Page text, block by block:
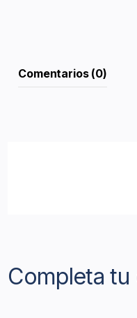
Comentarios (0)
Completa tu